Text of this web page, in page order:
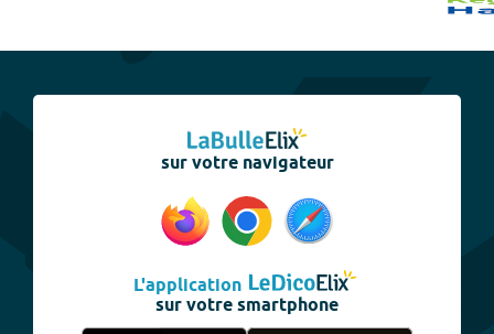
sur votre navigateur
L'application
sur votre smartphone